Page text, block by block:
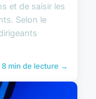
et de saisir les
Selon le
8 min de lecture →